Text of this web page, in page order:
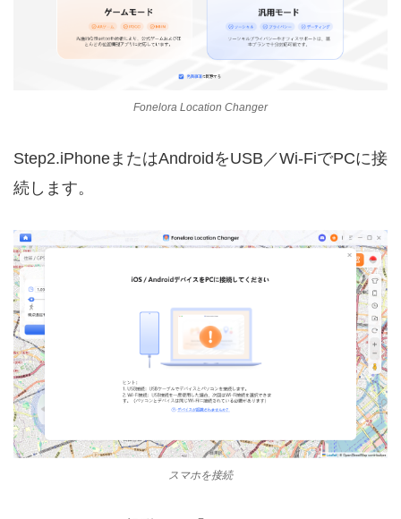
Fonelora Location Changer
Step2.iPhoneまたはAndroidをUSB／Wi-FiでPCに接
続します。
スマホを接続